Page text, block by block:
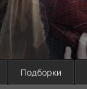
Подборки